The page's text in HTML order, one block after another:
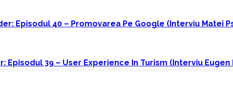
Episodul 40 – Promovarea Pe Google (interviu Matei
Episodul 39 – User Experience In Turism (interviu Eugen